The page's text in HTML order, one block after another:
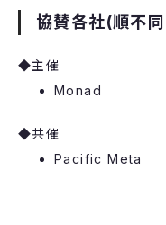
協賛各社(順不
◆主催
Monad
◆共催
Pacific Meta